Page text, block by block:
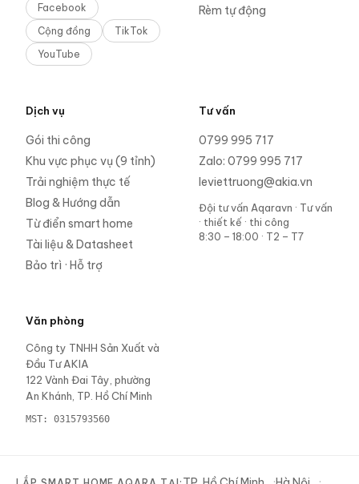
Facebook
Cộng đồng
TikTok
YouTube
Rèm tự động
Dịch vụ
Gói thi công
Khu vực phục vụ (9 tỉnh)
Trải nghiệm thực tế
Blog & Hướng dẫn
Từ điển smart home
Tài liệu & Datasheet
Bảo trì · Hỗ trợ
Tư vấn
0799 995 717
Zalo: 0799 995 717
leviettruong@akia.vn
Đội tư vấn Aqaravn · Tư vấn
· thiết kế · thi công
8:30 – 18:00 · T2 – T7
Văn phòng
Công ty TNHH Sản Xuất và
Đầu Tư AKIA
122 Vành Đai Tây, phường
An Khánh, TP. Hồ Chí Minh
MST: 0315793560